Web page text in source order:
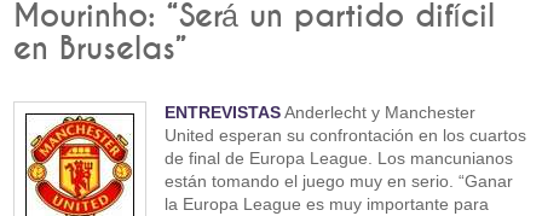
Mourinho: “Será un partido difícil
en Bruselas”
ENTREVISTASAnderlecht y Manchester
United esperan su confrontación en los cuartos
de final de Europa League. Los mancunianos
están tomando el juego muy en serio. “Ganar
la Europa League es muy importante para